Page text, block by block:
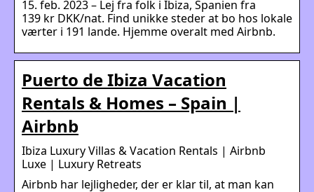
15. feb. 2023 – Lej fra folk i Ibiza, Spanien fra
139 kr DKK/nat. Find unikke steder at bo hos lokale
værter i 191 lande. Hjemme overalt med Airbnb.
Puerto de Ibiza Vacation
Rentals & Homes – Spain |
Airbnb
Ibiza Luxury Villas & Vacation Rentals | Airbnb
Luxe | Luxury Retreats
Airbnb har lejligheder, der er klar til, at man kan